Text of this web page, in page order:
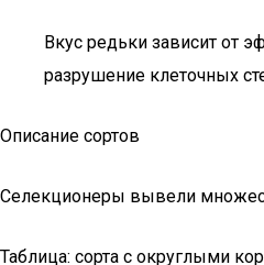
Вкус редьки зависит от
разрушение клеточных
Описание сортов
Селекционеры вывели
Таблица: сорта с округлыми